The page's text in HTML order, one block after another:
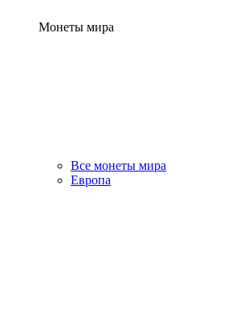
Монеты мира
Все монеты мира
Европа